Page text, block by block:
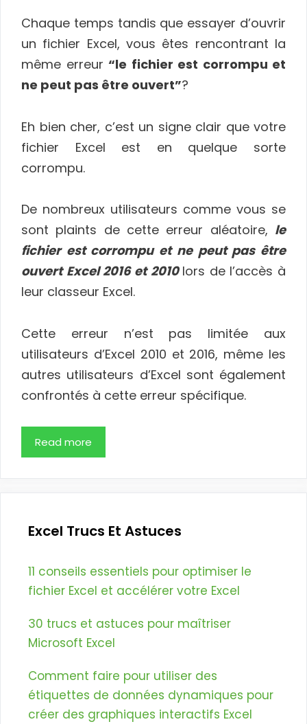
Chaque temps tandis que essayer d’ouvrir
un fichier Excel, vous êtes rencontrant la
même erreur “le fichier est corrompu et
ne peut pas être ouvert”?
Eh bien cher, c’est un signe clair que votre
fichier Excel est en quelque sorte
corrompu.
De nombreux utilisateurs comme vous se
sont plaints de cette erreur aléatoire, le
fichier est corrompu et ne peut pas être
ouvert Excel 2016 et 2010 lors de l’accès à
leur classeur Excel.
Cette erreur n’est pas limitée aux
utilisateurs d’Excel 2010 et 2016, même les
autres utilisateurs d’Excel sont également
confrontés à cette erreur spécifique.
Read more
Excel Trucs Et Astuces
11 conseils essentiels pour optimiser le
fichier Excel et accélérer votre Excel
30 trucs et astuces pour maîtriser
Microsoft Excel
Comment faire pour utiliser des
étiquettes de données dynamiques pour
créer des graphiques interactifs Excel